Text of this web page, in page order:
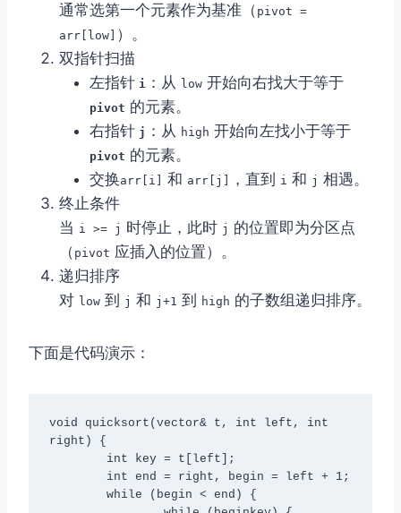
通常选第一个元素作为基准（ pivot =
arr[low]
）。
双指针扫描
左指针 i ：从 low 开始向右找大于等于
pivot 的元素。
右指针 j ：从 high 开始向左找小于等于
pivot 的元素。
交换arr[i] 和 arr[j] ，直到 i 和 j 相遇。
终止条件
当 i >= j 时停止，此时 j 的位置即为分区点
（ pivot 应插入的位置）。
递归排序
对 low 到 j 和 j+1 到 high 的子数组递归排序。
下面是代码演示：
void quicksort(vector& t, int left, int
right) {